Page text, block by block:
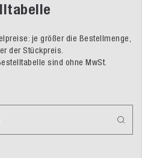
je größer die Bestellmenge,
der Stückpreis.
sind ohne MwSt.